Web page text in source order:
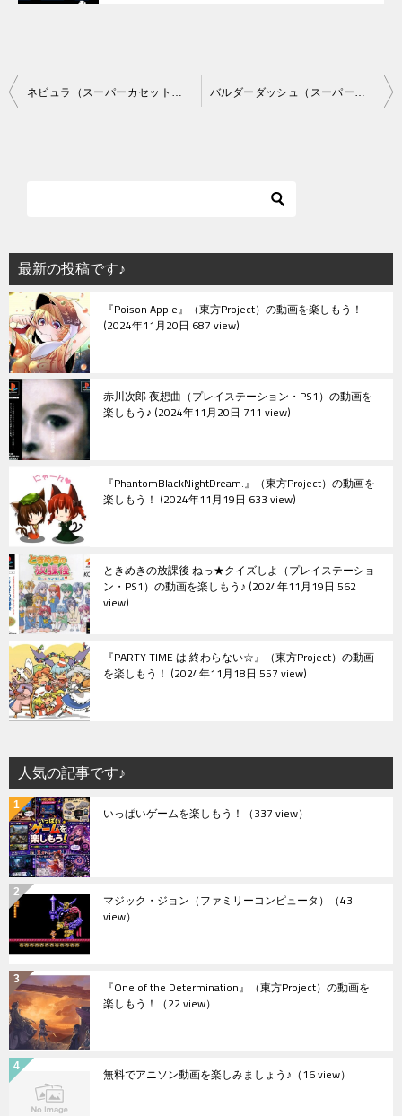
投
シ
ョ
ン
最新の投稿です♪
『Poison Apple』（東方Project）の動画を楽しもう！
2024年11月20日 687 view
赤川次郎 夜想曲（プレイステーション・PS1）の動画を
楽しもう♪ 2024年11月20日 711 view
『PhantomBlackNightDream.』（東方Project）の動画を
楽しもう！ 2024年11月19日 633 view
ときめきの放課後 ねっ★クイズしよ（プレイステーショ
ン・PS1）の動画を楽しもう♪ 2024年11月19日 562
view
『PARTY TIME は 終わらない☆』（東方Project）の動画
を楽しもう！ 2024年11月18日 557 view
人気の記事です♪
いっぱいゲームを楽しもう！ （337 view）
マジック・ジョン（ファミリーコンピュータ） （43
view）
『One of the Determination』（東方Project）の動画を
楽しもう！ （22 view）
無料でアニソン動画を楽しみましょう♪ （16 view）